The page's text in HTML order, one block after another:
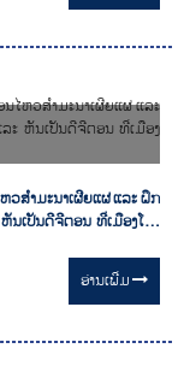
ວສຳມະນາເຜີຍແຜ່ ແລະ ຝຶກ
ນເປັນດີຈີຕອນ ທີ່ເມືອງໂຂງ
ອ່ານ​ເພີ່ມ